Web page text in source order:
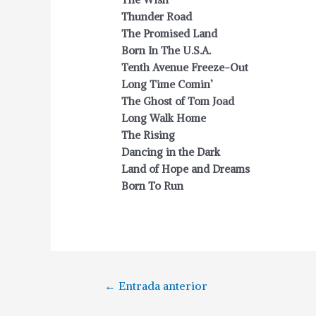
Thunder Road
The Promised Land
Born In The U.S.A.
Tenth Avenue Freeze-Out
Long Time Comin’
The Ghost of Tom Joad
Long Walk Home
The Rising
Dancing in the Dark
Land of Hope and Dreams
Born To Run
Navegación
← Entrada anterior